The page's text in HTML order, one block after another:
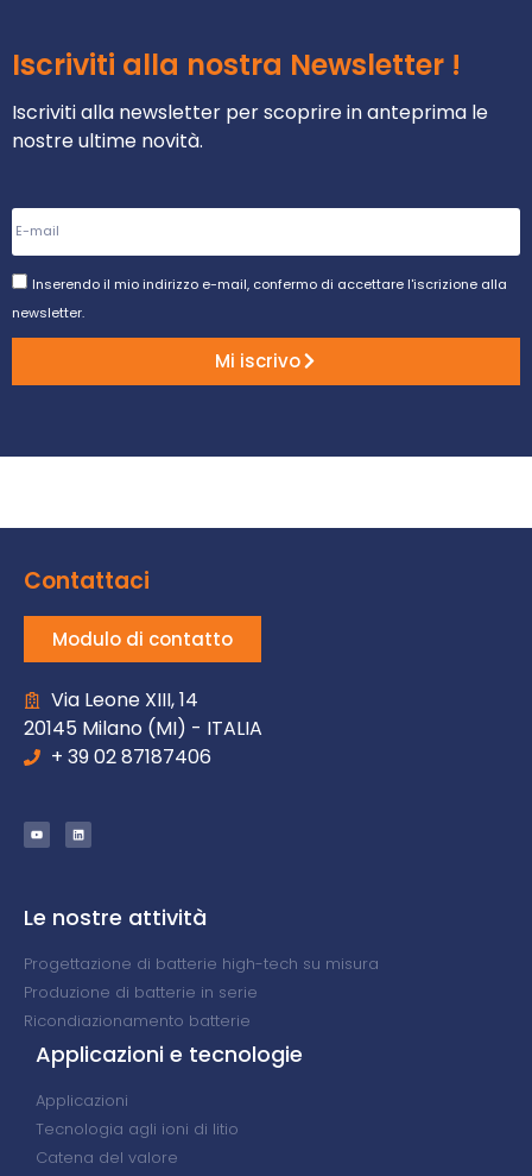
Iscriviti alla nostra Newsletter !
Iscriviti alla newsletter per scoprire in anteprima le
nostre ultime novità.
Inserendo il mio indirizzo e-mail, confermo di accettare l'iscrizione alla
newsletter.
Mi iscrivo
Contattaci
Modulo di contatto
Via Leone XIII, 14
20145 Milano (MI) - ITALIA
+ 39 02 87187406
Le nostre attività
Progettazione di batterie high-tech su misura
Produzione di batterie in serie
Ricondiazionamento batterie
Applicazioni e tecnologie
Applicazioni
Tecnologia agli ioni di litio
Catena del valore